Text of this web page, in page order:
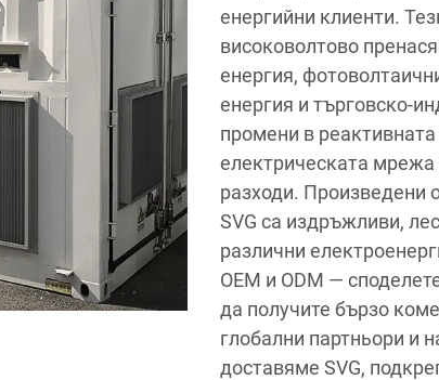
енергийни клиенти.
високоволтово
енергия,
енергия и търговско-
промени в
електрическата
разходи. Произведени
SVG са издръжливи,
различни
OEM и ODM —
да получите бързо
глобални партньори и
доставяме SVG,